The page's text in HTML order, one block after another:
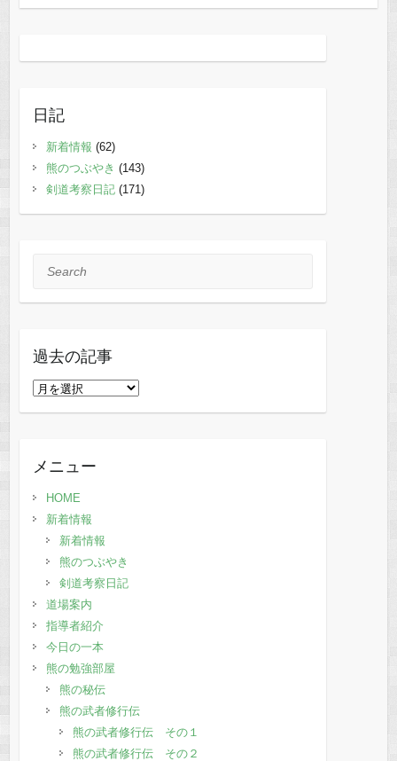
日記
新着情報 (62)
熊のつぶやき (143)
剣道考察日記(171)
Search
過去の記事
過
事メニュー
HOME
新着情報
新着情報
熊のつぶやき
剣道考察日記
道場案内
指導者紹介
今日の一本
熊の勉強部屋
熊の秘伝
熊の武者修行伝
熊の武者修行伝 その１
熊の武者修行伝 その２